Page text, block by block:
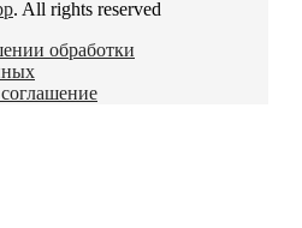
. All rights reserved
обработки